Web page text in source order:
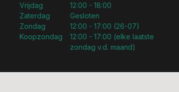
Vrijdag
Zaterdag
Zondag
Koopzondag
12:00 - 18:00
Gesloten
12:00 - 17:00 (26-07)
12:00 - 17:00 (elke laatste
zondag v.d. maand)